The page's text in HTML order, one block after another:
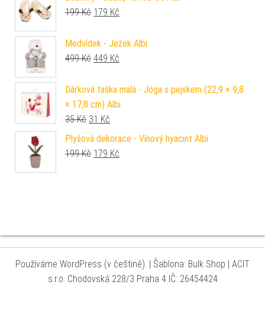
199Kč Původní cena byla: 199 Kč.
179 Kč
Medvídek - Ježek Albi
499Kč Původní cena byla: 499 Kč.
449 Kč
Dárková taška malá - Jóga s pejskem (22,9 × 9,8
× 17,8 cm) Albi
35Kč Původní cena byla: 35 Kč.
31 Kč
Plyšová dekorace - Vínový hyacint Albi
199Kč Původní cena byla: 199 Kč.
179 Kč
Používáme WordPress (v češtině). | Šablona: Bulk Shop | ACIT
s.r.o. Chodovská 228/3 Praha 4 IČ: 26454424